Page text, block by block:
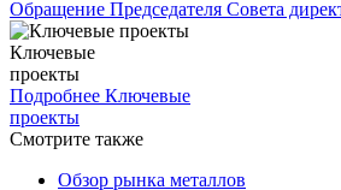
Обращение Председателя Совета
Ключевые
проекты
Подробнее Ключевые
проекты
Смотрите также
Обзор рынка металлов